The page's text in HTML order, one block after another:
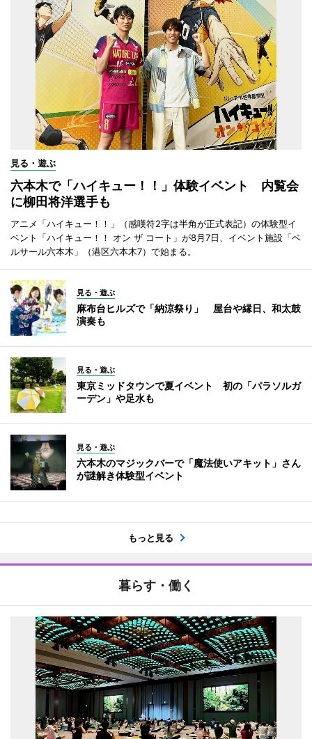
見る・遊ぶ
六本木で「ハイキュー！！」体験イベント 内覧会
に柳田将洋選手も
アニメ「ハイキュー！！」（感嘆符2字は半角が正式表記）の体験型イ
ベント「ハイキュー！！ オン ザ コート」が8月7日、イベント施設「ベ
ルサール六本木」（港区六本木7）で始まる。
見る・遊ぶ
麻布台ヒルズで「納涼祭り」 屋台や縁日、和太鼓
演奏も
見る・遊ぶ
東京ミッドタウンで夏イベント 初の「パラソルガ
ーデン」や足水も
見る・遊ぶ
六本木のマジックバーで「魔法使いアキット」さん
が謎解き体験型イベント
もっと見る
暮らす・働く